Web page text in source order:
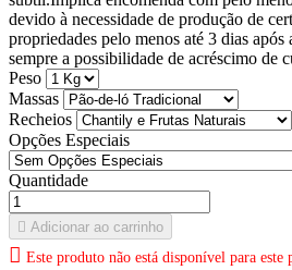
devido à necessidade de produção de
propriedades pelo menos até 3 dias após
sempre a possibilidade de acréscimo de
Peso
Massas
Recheios
Opções Especiais
Quantidade
 Adicionar ao carrinho
 Este produto não está disponível para este